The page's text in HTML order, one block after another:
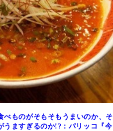
べものがそもそもうまいのか、そ
うますぎるのか!?：パリッコ『今